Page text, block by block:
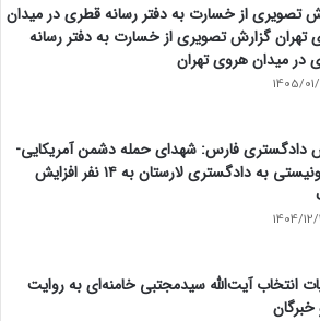
تصویری از خسارت به دفتر رسانه قطری در میدان
تهران گزارش تصویری از خسارت به دفتر رسانه
در میدان هروی تهران
1405/
دادگستری فارس: شهدای حمله دشمن آمریکایی-
صهیونیستی به دادگستری لارستان به ۱۴ نفر افزایش
1404/
انتخاب آیت‌الله سیدمجتبی خامنه‌ای به روایت